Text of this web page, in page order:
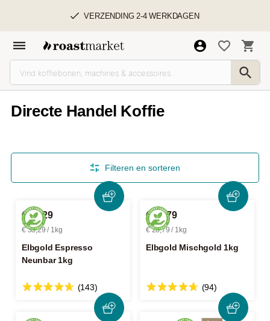
VERZENDING 2-4 WERKDAGEN
Directe Handel Koffie
Filteren en sorteren
€ 33,29
€ 33,29 / 1kg
Elbgold Espresso
Neunbar 1kg
(143)
€ 28,79
€ 28,79 / 1kg
Elbgold Mischgold 1kg
(94)